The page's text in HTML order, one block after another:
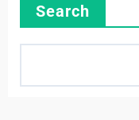
Search